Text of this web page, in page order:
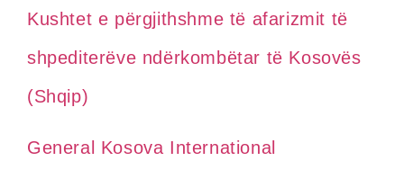
Kushtet e përgjithshme të afarizmit të
shpediterëve ndërkombëtar të Kosovës​
(Shqip)
General Kosova International